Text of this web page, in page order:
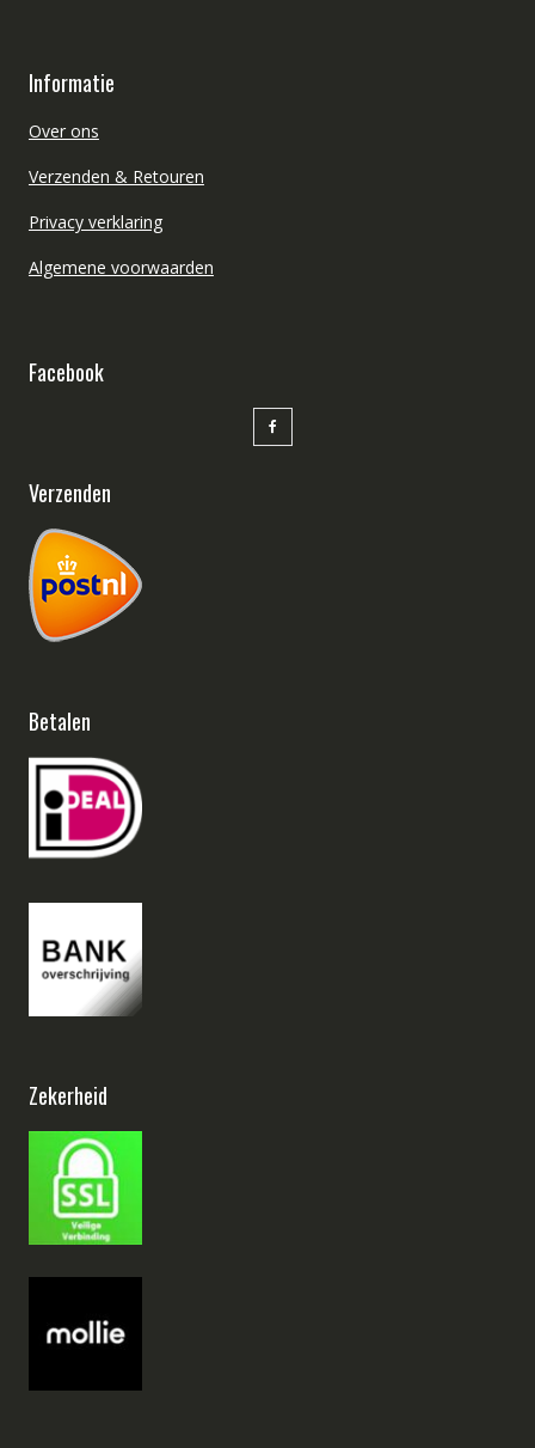
Informatie
Over ons
Verzenden & Retouren
Privacy verklaring
Algemene voorwaarden
Facebook
Verzenden
Betalen
Zekerheid